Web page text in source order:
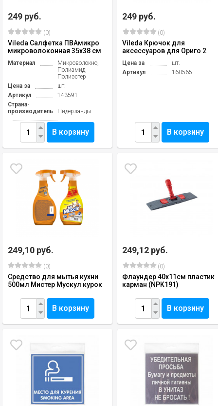
249 руб.
(0)
Vileda Салфетка ПВАмикро
микроволоконная 35х38 см
Материал
Микроволокно,
Полиамид,
Полиэстер
Цена за
шт.
Артикул
143591
Страна-
производитель
Нидерланды
В корзину
249 руб.
(0)
Vileda Крючок для
аксессуаров для Ориго 2
Цена за
шт.
Артикул
160565
В корзину
249,10 руб.
(0)
Средство для мытья кухни
500мл Мистер Мускул курок
В корзину
249,12 руб.
(0)
Флаундер 40х11см пластик
карман (NPK191)
В корзину